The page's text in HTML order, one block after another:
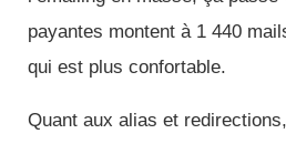
payantes montent à 1 440
qui est plus confortable.
Quant aux alias et